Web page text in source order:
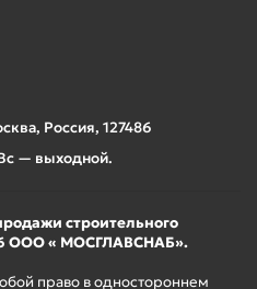
Россия, 127486
— выходной.
строительного
ООО « МОСГЛАВСНАБ».
право в одностороннем